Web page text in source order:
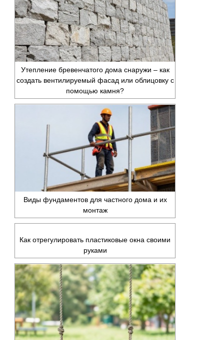
Утепление бревенчатого дома снаружи – как
создать вентилируемый фасад или облицовку с
помощью камня?
Виды фундаментов для частного дома и их
монтаж
Как отрегулировать пластиковые окна своими
руками